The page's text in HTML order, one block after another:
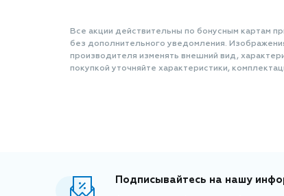
Все акции действительны по бонусным картам
без дополнительного уведомления.
производителя изменять внешний вид,
покупкой уточняйте характеристики,
Подписывайтесь на нашу